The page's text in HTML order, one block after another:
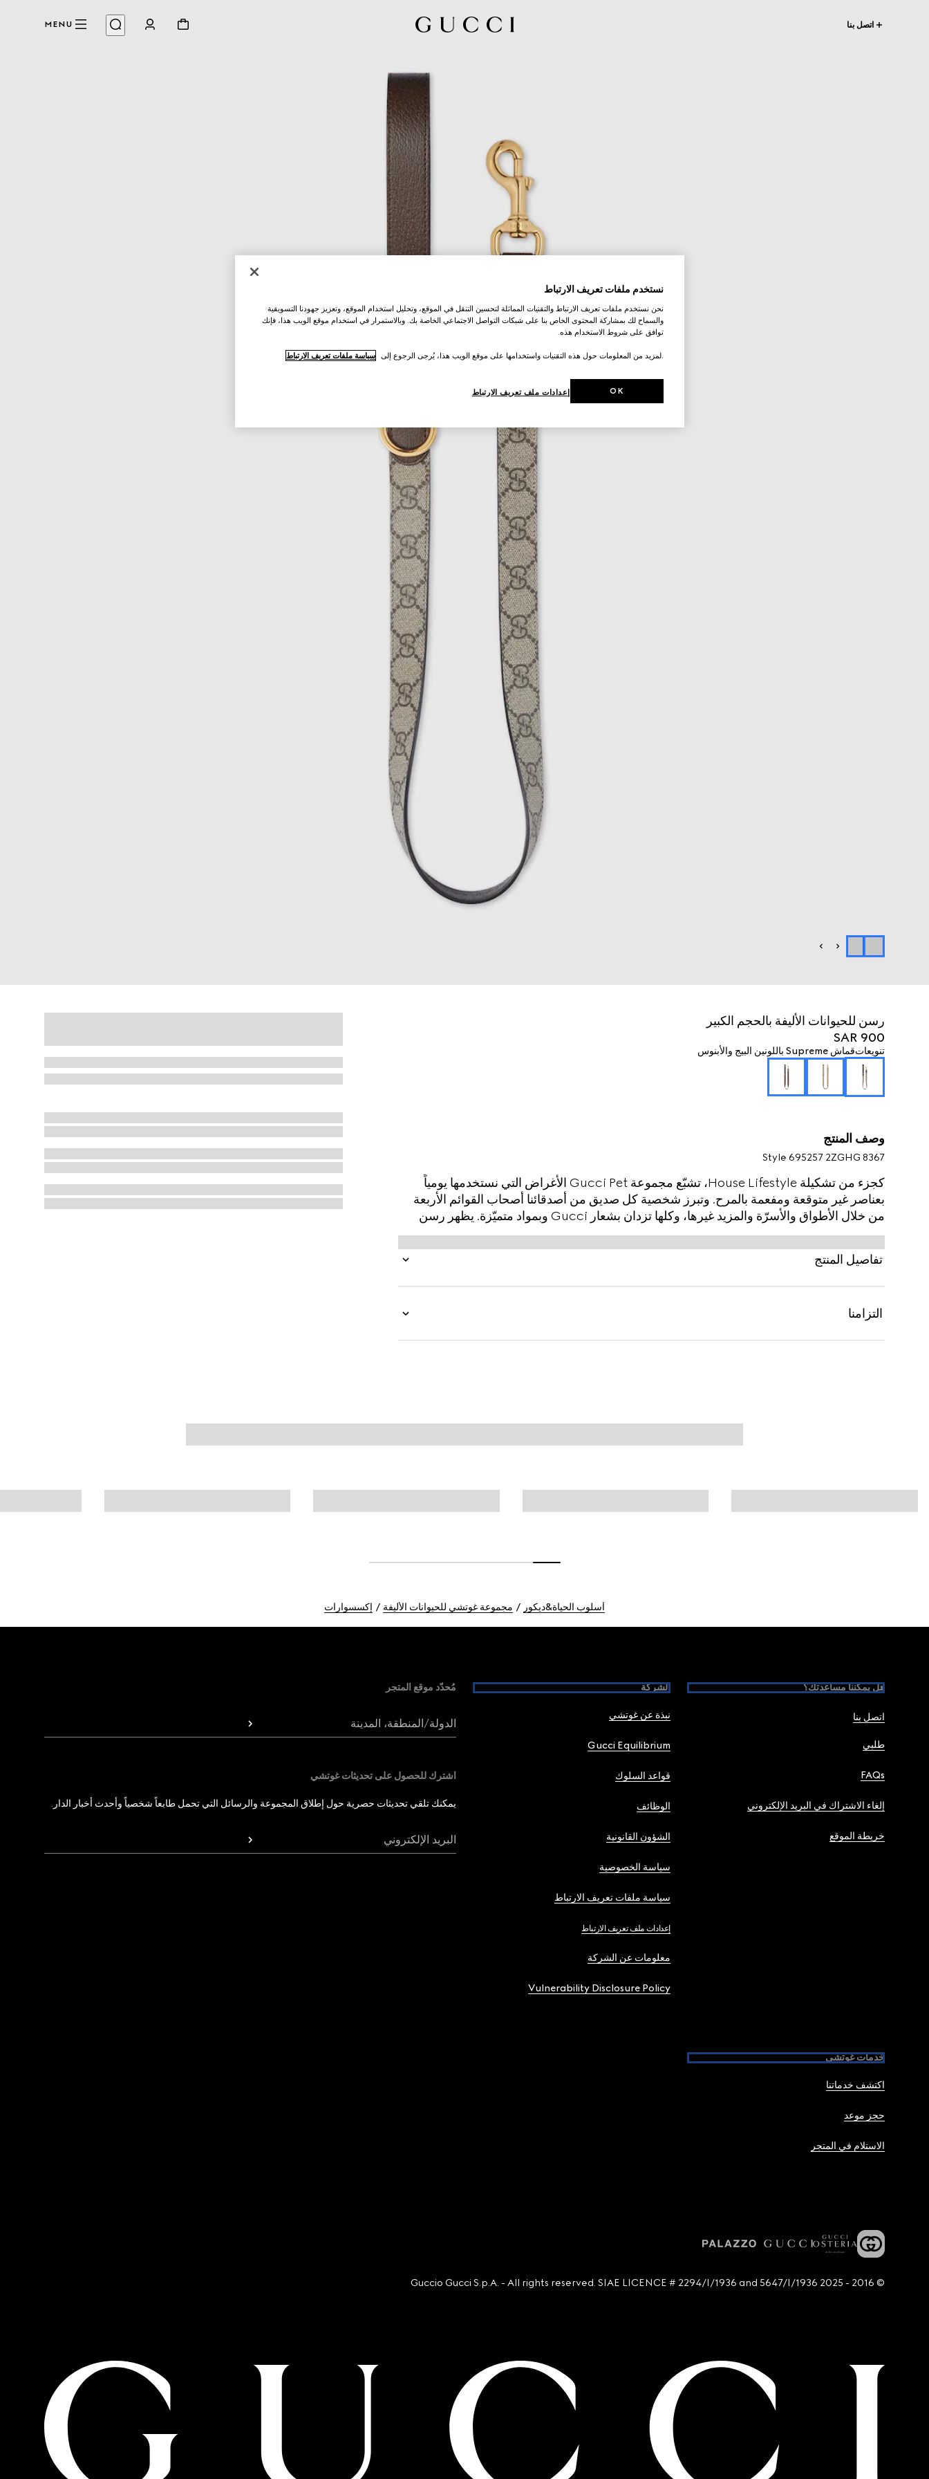
اتصل بنا MENU
رسن للحيوانات الأليفة بالحجم الكبير
SAR 900
تنويعاتقماش Supreme باللونين البيج والأبنوس
وصف المنتج
Style ‎695257 2ZGHG 8367
كجزء من تشكيلة House Lifestyle، تشبّع مجموعة Gucci Pet الأغراض التي نستخدمها يومياً
بعناصر غير متوقعة ومفعمة بالمرح. وتبرز شخصية كل صديق من أصدقائنا أصحاب القوائم الأربعة
من خلال الأطواق والأسرّة والمزيد غيرها، وكلها تزدان بشعار Gucci وبمواد متميّزة. يظهر رسن
الحيوانات الأليفة هذا بالحجم الكبير بكانفاس GG Supreme باللونين البيج والأبنوس.
تفاصيل المنتج
التزامنا
أسلوب الحياة&ديكور مجموعة غوتشي للحيوانات الأليفة إكسسوارات
هل يمكننا مساعدتك؟
اتصل بنا
طلبي
FAQs
إلغاء الاشتراك في البريد الإلكتروني
خريطة الموقع
الشركة
نبذة عن غوتشي
Gucci Equilibrium
قواعد السلوك
الوظائف
الشؤون القانونية
سياسة الخصوصية
سياسة ملفات تعريف الارتباط
إعدادات ملف تعريف الارتباط
معلومات عن الشركة
Vulnerability Disclosure Policy
خدمات غوتشي
اكتشف خدماتنا
حجز موعد
الاستلام في المتجر
مُحدّد موقع المتجر
الدولة/المنطقة، المدينة
اشترك للحصول على تحديثات غوتشي
يمكنك تلقي تحديثات حصرية حول إطلاق المجموعة والرسائل التي تحمل طابعاً شخصياً وأحدث أخبار الدار.
البريد الإلكتروني
© 2016 - 2025 Guccio Gucci S.p.A. - All rights reserved. SIAE LICENCE # 2294/I/1936 and 5647/I/1936
نستخدم ملفات تعريف الارتباط
نحن نستخدم ملفات تعريف الارتباط والتقنيات المماثلة لتحسين التنقل في الموقع، وتحليل استخدام الموقع، وتعزيز جهودنا التسويقية
والسماح لك بمشاركة المحتوى الخاص بنا على شبكات التواصل الاجتماعي الخاصة بك. وبالاستمرار في استخدام موقع الويب هذا، فإنك
توافق على شروط الاستخدام هذه.
.لمزيد من المعلومات حول هذه التقنيات واستخدامها على موقع الويب هذا، يُرجى الرجوع إلى سياسة ملفات تعريف الارتباط
إعدادات ملف تعريف الارتباط OK